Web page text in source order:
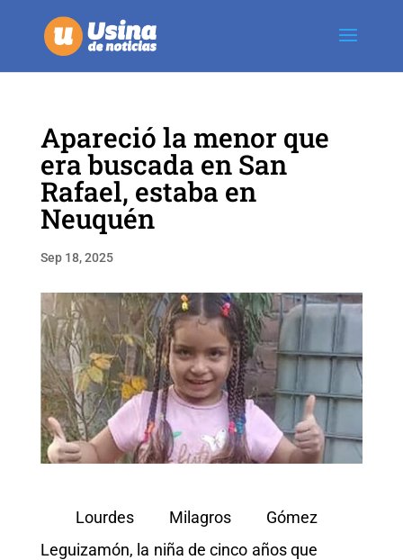
Apareció la menor que
era buscada en San
Rafael, estaba en
Neuquén
Sep 18, 2025
Lourdes Milagros Gómez
Leguizamón, la niña de cinco años que